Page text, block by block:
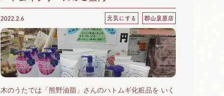
2022.2.6 元気にする 郡山泉原店
木のうたでは「熊野油脂」さんのハトムギ化粧品を いく